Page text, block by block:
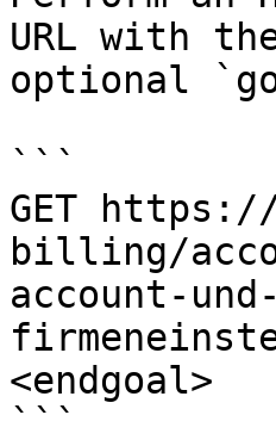
URL with
optional
```
GET
billing/
account-
<endgoal>
```